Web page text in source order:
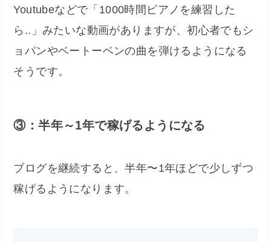
Youtubeなどで「1000時間ピアノを練習した
ら..」みたいな動画がありますが、初心者でもシ
ョパンやベートーベンの曲を弾けるようになる
そうです。
③：半年～1年で稼げるようになる
ブログを継続すると、半年〜1年ほどで少しずつ
稼げるようになります。